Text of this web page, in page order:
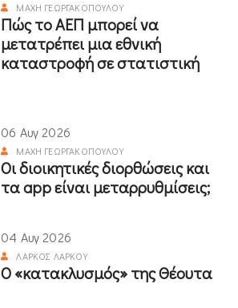
ΜΆΧΗ ΓΕΩΡΓΑΚΟΠΟΎΛΟΥ
Πώς το ΑΕΠ μπορεί να
μετατρέπει μια εθνική
καταστροφή σε στατιστική
06 Αυγ 2026
ΜΆΧΗ ΓΕΩΡΓΑΚΟΠΟΎΛΟΥ
Οι διοικητικές διορθώσεις και
τα app είναι μεταρρυθμίσεις;
04 Αυγ 2026
ΛΆΡΚΟΣ ΛΆΡΚΟΥ
Ο «κατακλυσμός» της Θέουτα